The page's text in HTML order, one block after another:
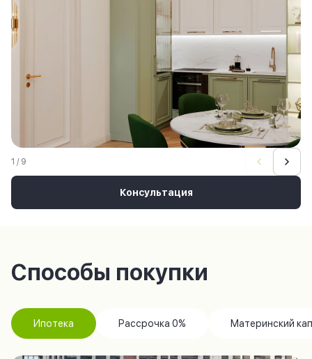
Консультация
1 / 9
Способы покупки
Ипотека Рассрочка 0% Материнский